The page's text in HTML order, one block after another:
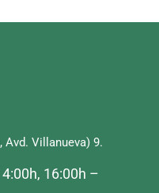
Villanueva) 9.
16:00h –